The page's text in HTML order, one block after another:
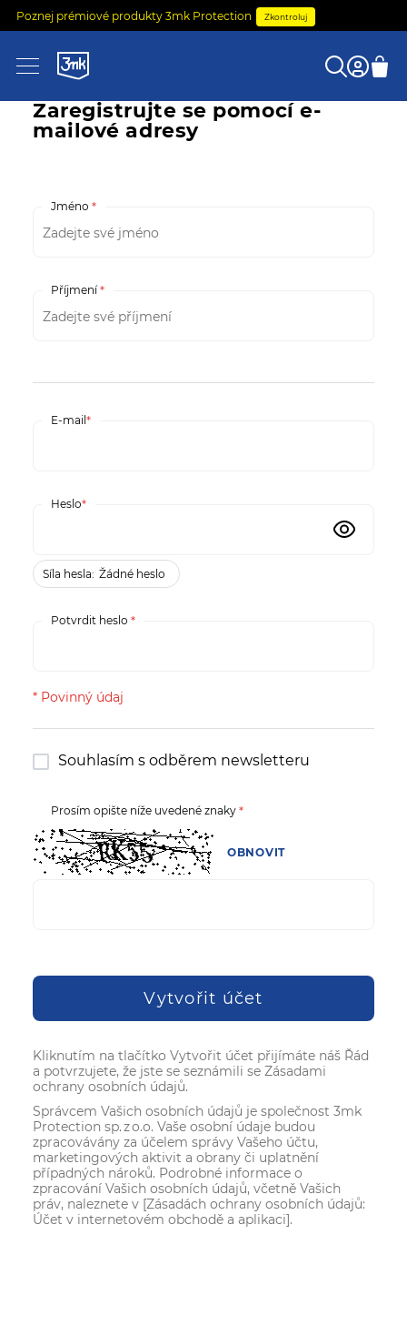
Poznej prémiové produkty 3mk Protection Zkontroluj
0
Zaregistrujte se pomocí e-
mailové adresy
Jméno
Příjmení
E-mail
Heslo
Síla hesla: Žádné heslo
Potvrdit heslo
Souhlasím s odběrem newsletteru
Prosím opište níže uvedené znaky
OBNOVIT
Vytvořit účet
Kliknutím na tlačítko Vytvořit účet přijímáte náš Řád
a potvrzujete, že jste se seznámili se Zásadami
ochrany osobních údajů.
Správcem Vašich osobních údajů je společnost 3mk
Protection sp. z o.o. Vaše osobní údaje budou
zpracovávány za účelem správy Vašeho účtu,
marketingových aktivit a obrany či uplatnění
případných nároků. Podrobné informace o
zpracování Vašich osobních údajů, včetně Vašich
práv, naleznete v [Zásadách ochrany osobních údajů:
Účet v internetovém obchodě a aplikaci].